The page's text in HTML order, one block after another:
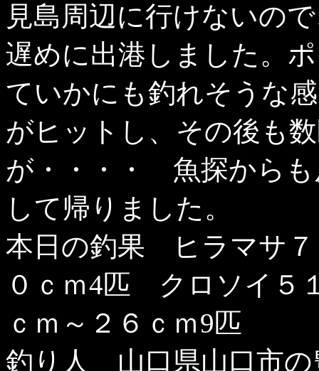
見島周辺に行けないの
遅めに出港しました。
ていかにも釣れそうな
がヒットし、その後も
が・・・・ 魚探からも
して帰りました。
本日の釣果 ヒラマサ
０ｃｍ4匹 クロソイ５
ｃｍ～２６ｃｍ9匹
釣り人 山口県山口市の